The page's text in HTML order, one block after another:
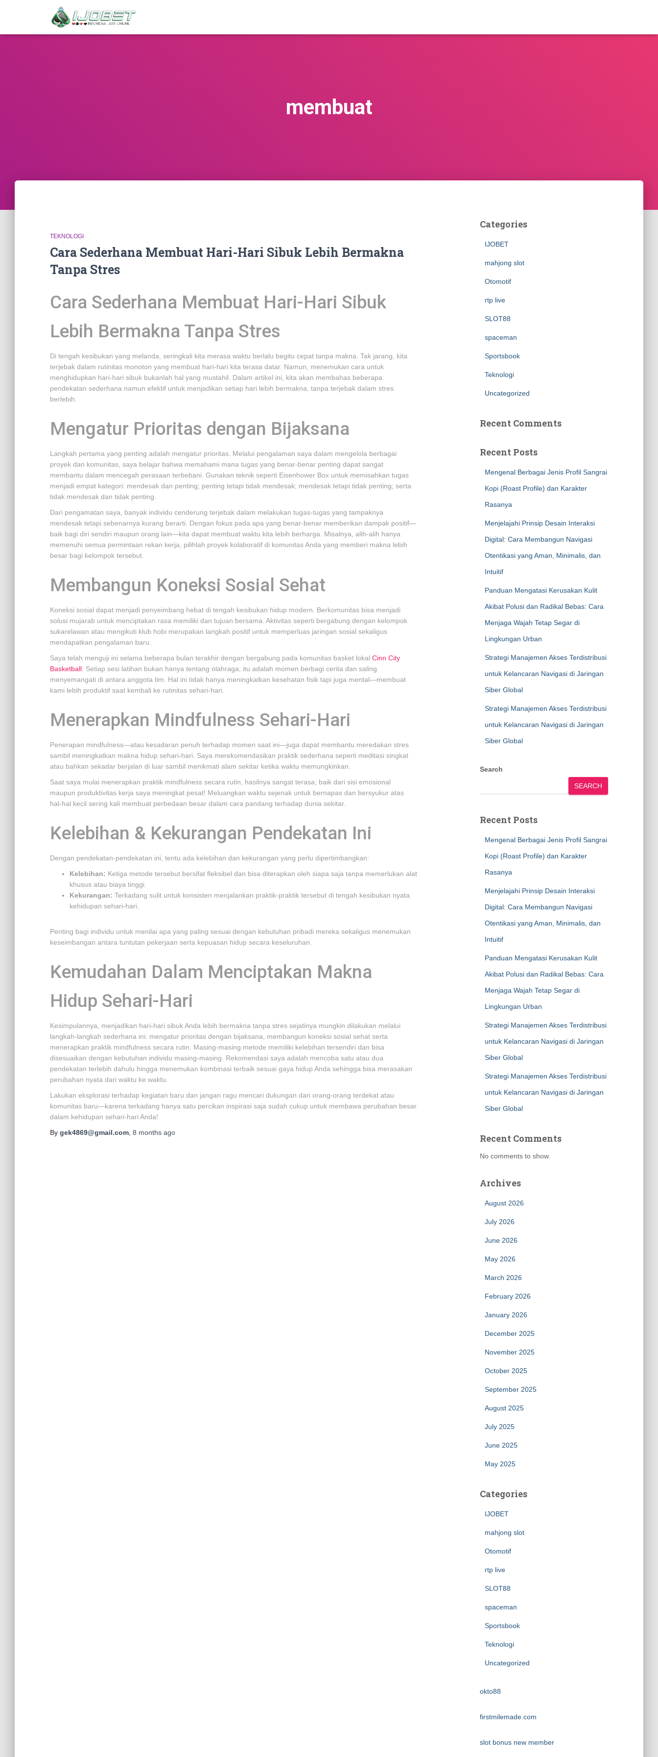
membuat
TEKNOLOGI
Cara Sederhana Membuat Hari-Hari Sibuk Lebih Bermakna
Tanpa Stres
Cara Sederhana Membuat Hari-Hari Sibuk
Lebih Bermakna Tanpa Stres
Di tengah kesibukan yang melanda, seringkali kita merasa waktu berlalu begitu cepat tanpa makna. Tak jarang, kita
terjebak dalam rutinitas monoton yang membuat hari-hari kita terasa datar. Namun, menemukan cara untuk
menghidupkan hari-hari sibuk bukanlah hal yang mustahil. Dalam artikel ini, kita akan membahas beberapa
pendekatan sederhana namun efektif untuk menjadikan setiap hari lebih bermakna, tanpa terjebak dalam stres
berlebih.
Mengatur Prioritas dengan Bijaksana
Langkah pertama yang penting adalah mengatur prioritas. Melalui pengalaman saya dalam mengelola berbagai
proyek dan komunitas, saya belajar bahwa memahami mana tugas yang benar-benar penting dapat sangat
membantu dalam mencegah perasaan terbebani. Gunakan teknik seperti Eisenhower Box untuk memisahkan tugas
menjadi empat kategori: mendesak dan penting; penting tetapi tidak mendesak; mendesak tetapi tidak penting; serta
tidak mendesak dan tidak penting.
Dari pengamatan saya, banyak individu cenderung terjebak dalam melakukan tugas-tugas yang tampaknya
mendesak tetapi sebenarnya kurang berarti. Dengan fokus pada apa yang benar-benar memberikan dampak positif—
baik bagi diri sendiri maupun orang lain—kita dapat membuat waktu kita lebih berharga. Misalnya, alih-alih hanya
memenuhi semua permintaan rekan kerja, pilihlah proyek kolaboratif di komunitas Anda yang memberi makna lebih
besar bagi kelompok tersebut.
Membangun Koneksi Sosial Sehat
Koneksi sosial dapat menjadi penyeimbang hebat di tengah kesibukan hidup modern. Berkomunitas bisa menjadi
solusi mujarab untuk menciptakan rasa memiliki dan tujuan bersama. Aktivitas seperti bergabung dengan kelompok
sukarelawan atau mengikuti klub hobi merupakan langkah positif untuk memperluas jaringan sosial sekaligus
mendapatkan pengalaman baru.
Saya telah menguji ini selama beberapa bulan terakhir dengan bergabung pada komunitas basket lokal Cinn City
Basketball . Setiap sesi latihan bukan hanya tentang olahraga; itu adalah momen berbagi cerita dan saling
menyemangati di antara anggota tim. Hal ini tidak hanya meningkatkan kesehatan fisik tapi juga mental—membuat
kami lebih produktif saat kembali ke rutinitas sehari-hari.
Menerapkan Mindfulness Sehari-Hari
Penerapan mindfulness—atau kesadaran penuh terhadap momen saat ini—juga dapat membantu meredakan stres
sambil meningkatkan makna hidup sehari-hari. Saya merekomendasikan praktik sederhana seperti meditasi singkat
atau bahkan sekadar berjalan di luar sambil menikmati alam sekitar ketika waktu memungkinkan.
Saat saya mulai menerapkan praktik mindfulness secara rutin, hasilnya sangat terasa; baik dari sisi emosional
maupun produktivitas kerja saya meningkat pesat! Meluangkan waktu sejenak untuk bernapas dan bersyukur atas
hal-hal kecil sering kali membuat perbedaan besar dalam cara pandang terhadap dunia sekitar.
Kelebihan & Kekurangan Pendekatan Ini
Dengan pendekatan-pendekatan ini, tentu ada kelebihan dan kekurangan yang perlu dipertimbangkan:
Kelebihan: Ketiga metode tersebut bersifat fleksibel dan bisa diterapkan oleh siapa saja tanpa memerlukan alat
khusus atau biaya tinggi.
Kekurangan: Terkadang sulit untuk konsisten menjalankan praktik-praktik tersebut di tengah kesibukan nyata
kehidupan sehari-hari.
Penting bagi individu untuk menilai apa yang paling sesuai dengan kebutuhan pribadi mereka sekaligus menemukan
keseimbangan antara tuntutan pekerjaan serta kepuasan hidup secara keseluruhan.
Kemudahan Dalam Menciptakan Makna
Hidup Sehari-Hari
Kesimpulannya, menjadikan hari-hari sibuk Anda lebih bermakna tanpa stres sejatinya mungkin dilakukan melalui
langkah-langkah sederhana ini: mengatur prioritas dengan bijaksana, membangun koneksi sosial sehat serta
menerapkan praktik mindfulness secara rutin. Masing-masing metode memiliki kelebihan tersendiri dan bisa
disesuaikan dengan kebutuhan individu masing-masing. Rekomendasi saya adalah mencoba satu atau dua
pendekatan terlebih dahulu hingga menemukan kombinasi terbaik sesuai gaya hidup Anda sehingga bisa merasakan
perubahan nyata dari waktu ke waktu.
Lakukan eksplorasi terhadap kegiatan baru dan jangan ragu mencari dukungan dari orang-orang terdekat atau
komunitas baru—karena terkadang hanya satu percikan inspirasi saja sudah cukup untuk membawa perubahan besar
dalam kehidupan sehari-hari Anda!
By gek4869@gmail.com 8 months ago
Categories
IJOBET
mahjong slot
Otomotif
rtp live
SLOT88
spaceman
Sportsbook
Teknologi
Uncategorized
Recent Comments
Recent Posts
Mengenal Berbagai Jenis Profil Sangrai
Kopi (Roast Profile) dan Karakter
Rasanya
Menjelajahi Prinsip Desain Interaksi
Digital: Cara Membangun Navigasi
Otentikasi yang Aman, Minimalis, dan
Intuitif
Panduan Mengatasi Kerusakan Kulit
Akibat Polusi dan Radikal Bebas: Cara
Menjaga Wajah Tetap Segar di
Lingkungan Urban
Strategi Manajemen Akses Terdistribusi
untuk Kelancaran Navigasi di Jaringan
Siber Global
Strategi Manajemen Akses Terdistribusi
untuk Kelancaran Navigasi di Jaringan
Siber Global
Search
SEARCH
Recent Posts
Mengenal Berbagai Jenis Profil Sangrai
Kopi (Roast Profile) dan Karakter
Rasanya
Menjelajahi Prinsip Desain Interaksi
Digital: Cara Membangun Navigasi
Otentikasi yang Aman, Minimalis, dan
Intuitif
Panduan Mengatasi Kerusakan Kulit
Akibat Polusi dan Radikal Bebas: Cara
Menjaga Wajah Tetap Segar di
Lingkungan Urban
Strategi Manajemen Akses Terdistribusi
untuk Kelancaran Navigasi di Jaringan
Siber Global
Strategi Manajemen Akses Terdistribusi
untuk Kelancaran Navigasi di Jaringan
Siber Global
Recent Comments
No comments to show.
Archives
August 2026
July 2026
June 2026
May 2026
March 2026
February 2026
January 2026
December 2025
November 2025
October 2025
September 2025
August 2025
July 2025
June 2025
May 2025
Categories
IJOBET
mahjong slot
Otomotif
rtp live
SLOT88
spaceman
Sportsbook
Teknologi
Uncategorized
okto88
firstmilemade.com
slot bonus new member